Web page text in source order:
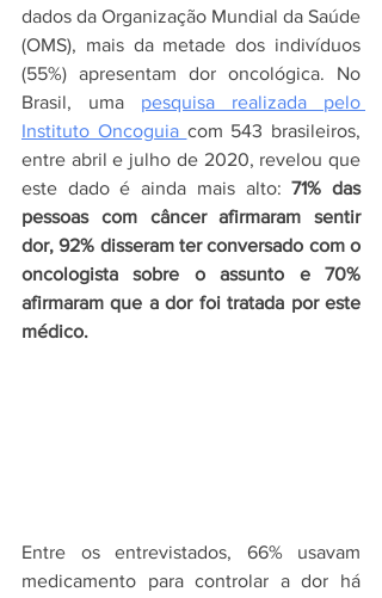
dados da Organização Mundial da Saúde
(OMS), mais da metade dos indivíduos
(55%) apresentam dor oncológica. No
Brasil, uma pesquisa realizada pelo
Instituto Oncoguia com 543 brasileiros,
entre abril e julho de 2020, revelou que
este dado é ainda mais alto: 71% das
pessoas com câncer afirmaram sentir
dor, 92% disseram ter conversado com o
oncologista sobre o assunto e 70%
afirmaram que a dor foi tratada por este
médico.
Entre os entrevistados, 66% usavam
medicamento para controlar a dor há